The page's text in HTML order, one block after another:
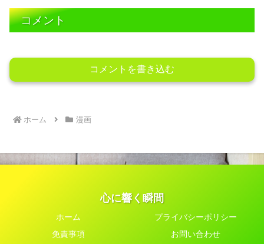
コメント
コメントを書き込む
ホーム 漫画
心に響く瞬間
ホーム
プライバシーポリシー
免責事項
お問い合わせ